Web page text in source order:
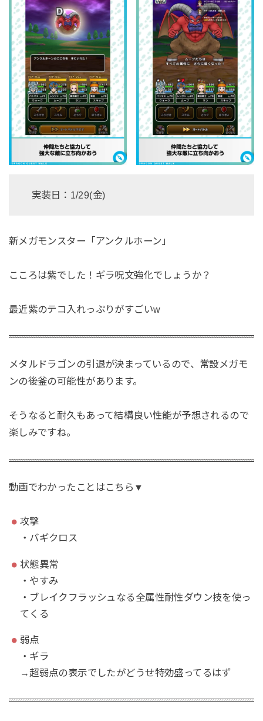
実装日：1/29(金)
新メガモンスター「アンクルホーン」
こころは紫でした！ギラ呪文強化でしょうか？
最近紫のテコ入れっぷりがすごいw
メタルドラゴンの引退が決まっているので、常設メガモ
ンの後釜の可能性があります。
そうなると耐久もあって結構良い性能が予想されるので
楽しみですね。
動画でわかったことはこちら▼
攻撃
・バギクロス
状態異常
・やすみ
・ブレイクフラッシュなる全属性耐性ダウン技を使っ
てくる
弱点
・ギラ
→超弱点の表示でしたがどうせ特効盛ってるはず